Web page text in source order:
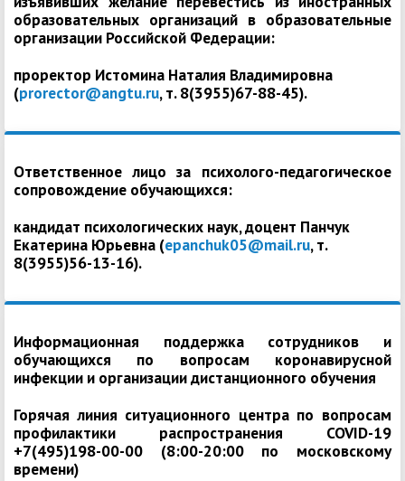
образовательных организаций в образовательные
организации Российской Федерации:
проректор Истомина Наталия Владимировна
(prorector@angtu.ru, т. 8(3955)67-88-45).
Ответственное лицо за психолого-педагогическое
сопровождение обучающихся:
кандидат психологических наук, доцент Панчук
Екатерина Юрьевна (epanchuk05@mail.ru, т.
8(3955)56-13-16).
Информационная поддержка сотрудников и
обучающихся по вопросам коронавирусной
инфекции и организации дистанционного обучения
Горячая линия ситуационного центра по вопросам
профилактики распространения COVID-19
+7(495)198-00-00 (8:00-20:00 по московскому
времени)